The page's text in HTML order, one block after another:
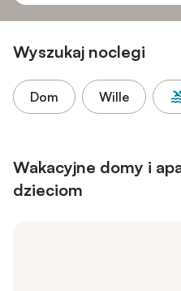
Wyszukaj noclegi
Dom Wille
Wakacyjne domy i
dzieciom